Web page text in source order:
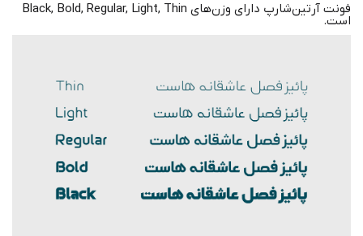
فونت آرتین‌شارپ دارای وزن‌های Black, Bold, Regular, Light, Thin
است.